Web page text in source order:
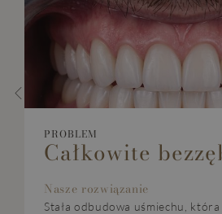
Całkowite
PROBLEM
Nasze rozwiązanie
Stała odbudowa uśmiechu,